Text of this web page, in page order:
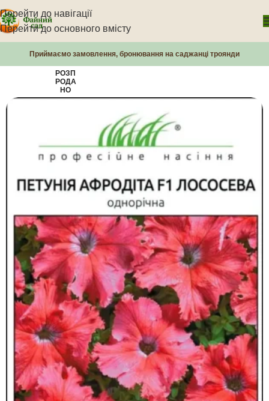
Перейти до навігації
Перейти до основного вмісту
Приймаємо замовлення, бронювання на саджанці троянди
РОЗП
РОДА
НО